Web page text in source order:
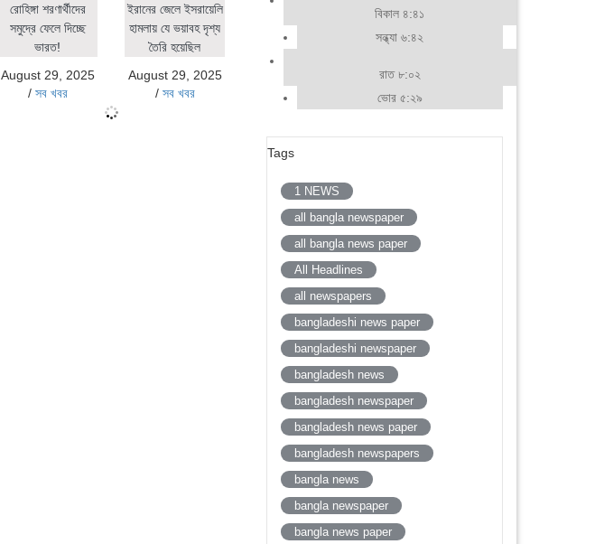
রোহিঙ্গা শরণার্থীদের
সমুদ্রে ফেলে দিচ্ছে
ভারত!
August 29, 2025
/ সব খবর
ইরানের জেলে ইসরায়েলি
হামলায় যে ভয়াবহ দৃশ্য
তৈরি হয়েছিল
August 29, 2025
/ সব খবর
বিকাল ৪:৪১
সন্ধ্যা ৬:৪২
রাত ৮:০২
ভোর ৫:২৯
Tags
1 NEWS
all bangla newspaper
all bangla news paper
All Headlines
all newspapers
bangladeshi news paper
bangladeshi newspaper
bangladesh news
bangladesh newspaper
bangladesh news paper
bangladesh newspapers
bangla news
bangla newspaper
bangla news paper